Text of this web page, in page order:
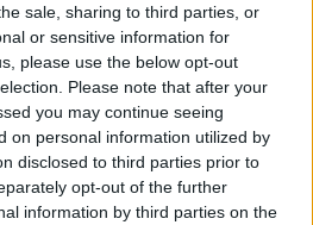
sale, sharing to third parties, or
or sensitive information for
please use the below opt-out
Please note that after your
you may continue seeing
on personal information utilized by
disclosed to third parties prior to
opt-out of the further
information by third parties on the